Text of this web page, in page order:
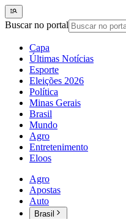
Buscar no portal
Capa
Últimas Notícias
Esporte
Eleições 2026
Política
Minas Gerais
Brasil
Mundo
Agro
Entretenimento
Eloos
Agro
Apostas
Auto
Brasil